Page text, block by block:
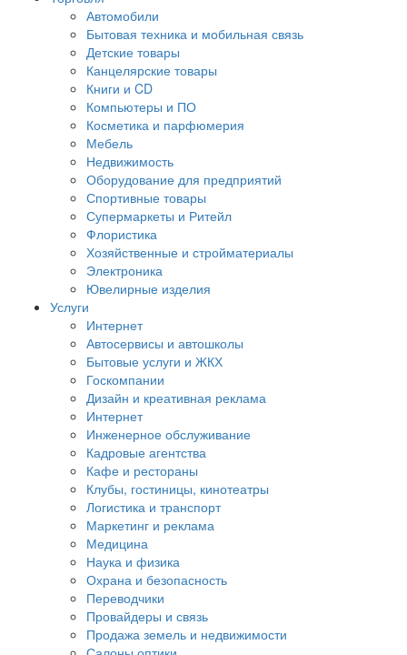
Автомобили
Бытовая техника и мобильная связь
Детские товары
Канцелярские товары
Книги и CD
Компьютеры и ПО
Косметика и парфюмерия
Мебель
Недвижимость
Оборудование для предприятий
Спортивные товары
Супермаркеты и Ритейл
Флористика
Хозяйственные и стройматериалы
Электроника
Ювелирные изделия
Услуги
Интернет
Автосервисы и автошколы
Бытовые услуги и ЖКХ
Госкомпании
Дизайн и креативная реклама
Интернет
Инженерное обслуживание
Кадровые агентства
Кафе и рестораны
Клубы, гостиницы, кинотеатры
Логистика и транспорт
Маркетинг и реклама
Медицина
Наука и физика
Охрана и безопасность
Переводчики
Провайдеры и связь
Продажа земель и недвижимости